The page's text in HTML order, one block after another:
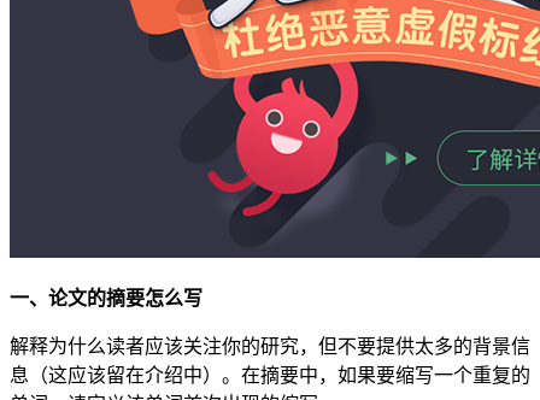
一、论文的摘要怎么写
解释为什么读者应该关注你的研究，但不要提供太多的背景信
息（这应该留在介绍中）。在摘要中，如果要缩写一个重复的